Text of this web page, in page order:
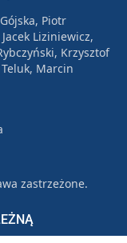
Piotr
Liziniewicz,
Krzysztof
Marcin
zastrzeżone.